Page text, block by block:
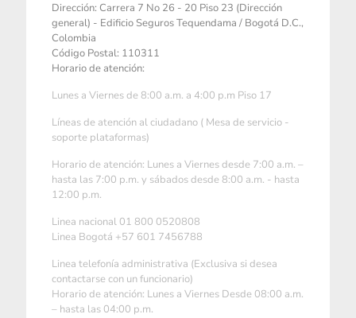
Dirección: Carrera 7 No 26 - 20 Piso 23 (Dirección
general) - Edificio Seguros Tequendama / Bogotá D.C.,
Colombia
Código Postal: 110311
Horario de atención:
Lunes a Viernes de 8:00 a.m. a 4:00 p.m Piso 17
Líneas de atención al ciudadano ( Mesa de servicio -
soporte plataformas)
Horario de atención: Lunes a Viernes desde 7:00 a.m. –
hasta las 7:00 p.m. y sábados desde 8:00 a.m. - hasta
12:00 p.m.
Linea nacional 01 800 0520808
Linea Bogotá +57 601 7456788
Linea telefonía administrativa (Exclusiva si desea
contactarse con un funcionario)
Horario de atención: Lunes a Viernes Desde 08:00 a.m.
– hasta las 04:00 p.m.